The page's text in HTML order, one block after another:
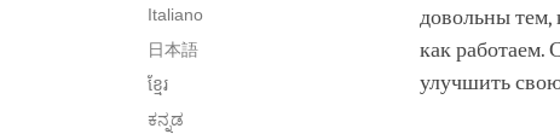
Italiano
日本語
ខ្មែរ
ಕನ್ನಡ
довольны тем,
как работаем.
улучшить